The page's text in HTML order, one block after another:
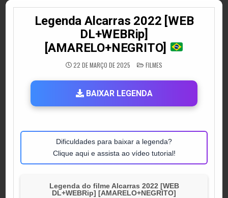
Legenda Alcarras 2022 [WEB
DL+WEBRip]
[AMARELO+NEGRITO]
22 DE MARÇO DE 2025 POSTED
IN
FILMES
BAIXAR LEGENDA
Dificuldades para baixar a legenda?
Clique aqui e assista ao vídeo tutorial!
Legenda do filme Alcarras 2022 [WEB
DL+WEBRip] [AMARELO+NEGRITO]